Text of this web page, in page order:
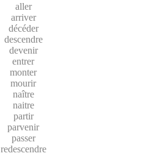
aller
arriver
décéder
descendre
devenir
entrer
monter
mourir
naître
naitre
partir
parvenir
passer
redescendre